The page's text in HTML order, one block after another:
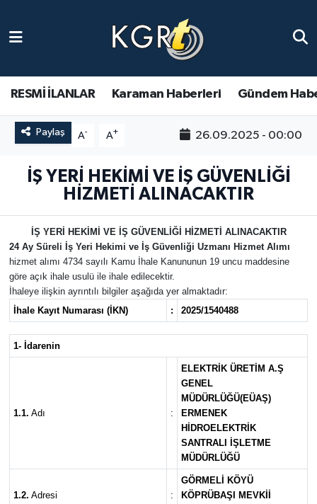
RESMİ İLANLAR Karaman Haberleri Gündem
Paylaş A- A+ 26.09.2025 - 00:00
İŞ YERİ HEKİMİ VE İŞ GÜVENLİĞİ
HİZMETİ ALINACAKTIR
İŞ YERİ HEKİMİ VE İŞ GÜVENLİĞİ HİZMETİ ALINACAKTIR
24 Ay Süreli İş Yeri Hekimi ve İş Güvenliği Uzmanı Hizmet Alımı
hizmet alımı 4734 sayılı Kamu İhale Kanununun 19 uncu maddesine
göre açık ihale usulü ile ihale edilecektir.
İhaleye ilişkin ayrıntılı bilgiler aşağıda yer almaktadır:
İhale Kayıt Numarası (İKN)
: 2025/1540488
1- İdarenin
1.1. Adı :
ELEKTRİK ÜRETİM A.Ş
GENEL
MÜDÜRLÜĞÜ(EÜAŞ)
ERMENEK
HİDROELEKTRİK
SANTRALI İŞLETME
MÜDÜRLÜĞÜ
1.2. Adresi :
GÖRMELİ KÖYÜ
KÖPRÜBAŞI MEVKİİ
Gündem Haberleri
Güncel Haberler
Asayiş Haberleri
Ulusal Haberler
Vefat Edenler